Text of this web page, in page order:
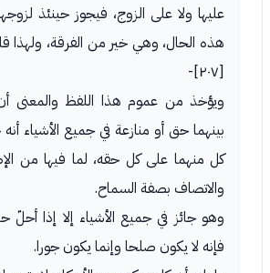
عليها ولا على الزوج، فيجوز حينئذ
هذه الحال، وهي خير من الفرقة، ولهذا
[٢٠٧]-
ويؤخذ من عموم هذا اللفظ والمعنى
بينهما حق أو منازعة في جميع الأشياء
كل منهما على كل حقه، لما فيها من
والاتصاف بصفة السماح.
وهو جائز في جميع الأشياء إلا إذا أحلّ
فإنه لا يكون صلحا وإنما يكون جورا.